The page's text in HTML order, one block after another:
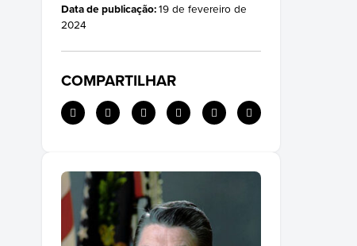
Data de publicação:19 de fevereiro de
2024
COMPARTILHAR